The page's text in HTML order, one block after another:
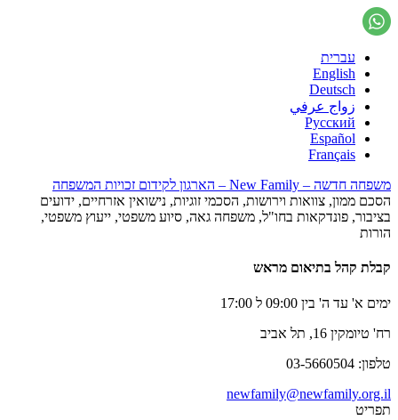
עברית
English
Deutsch
زواج عرفي
Русский
Español
Français
משפחה חדשה – New Family – הארגון לקידום זכויות המשפחה
הסכם ממון, צוואות וירושות, הסכמי זוגיות, נישואין אזרחיים, ידועים
בציבור, פונדקאות בחו"ל, משפחה גאה, סיוע משפטי, ייעוץ משפטי,
הורות
קבלת קהל בתיאום מראש
ימים א' עד ה' בין 09:00 ל 17:00
רח' טיומקין 16, תל אביב
טלפון: 03-5660504
newfamily@newfamily.org.il
תפריט